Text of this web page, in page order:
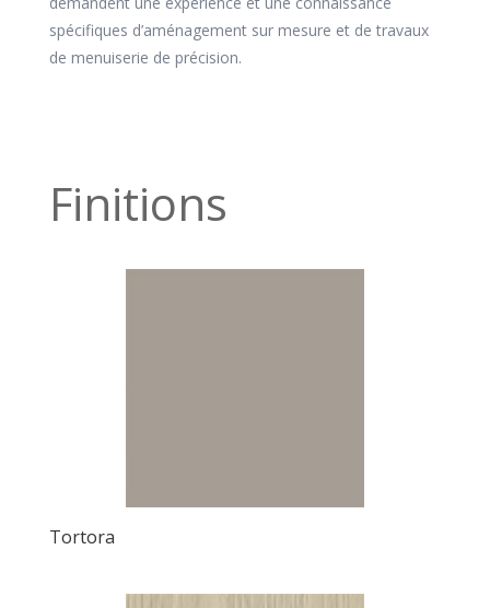
spécifiques d’aménagement sur mesure et de travaux
de menuiserie de précision.
Finitions
Tortora